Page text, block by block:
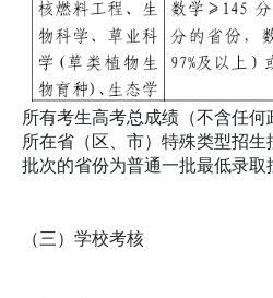
所有考生高考总成绩（不含任
所在省（区、市）特殊类型招
批次的省份为普通一批最低录取
（三）学校考核